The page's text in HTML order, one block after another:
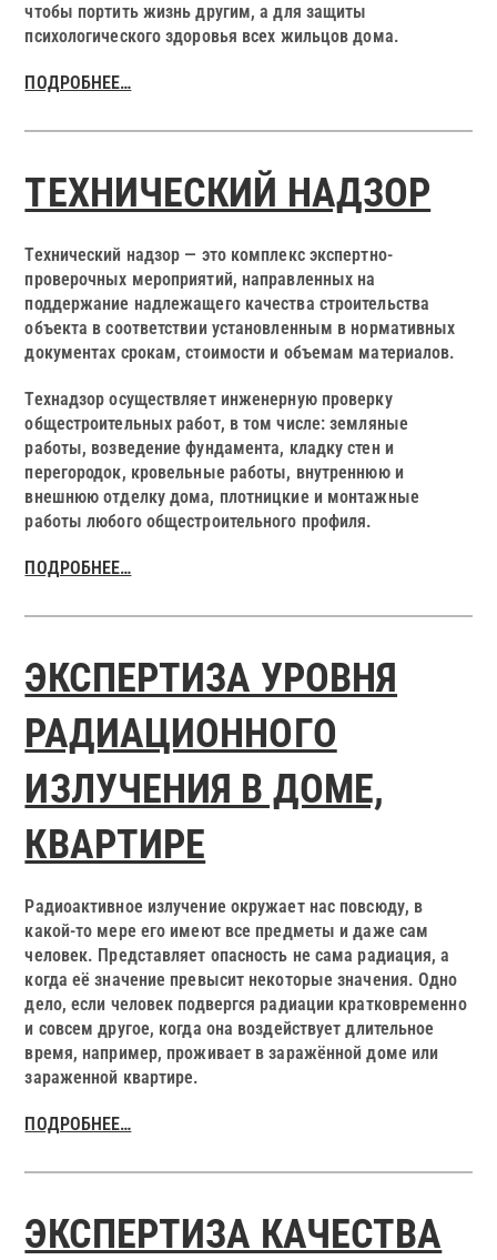
чтобы портить жизнь другим, а для защиты
психологического здоровья всех жильцов дома.
ПОДРОБНЕЕ…
ТЕХНИЧЕСКИЙ НАДЗОР
Технический надзор — это комплекс экспертно-
проверочных мероприятий, направленных на
поддержание надлежащего качества строительства
объекта в соответствии установленным в нормативных
документах срокам, стоимости и объемам материалов.
Технадзор осуществляет инженерную проверку
общестроительных работ, в том числе: земляные
работы, возведение фундамента, кладку стен и
перегородок, кровельные работы, внутреннюю и
внешнюю отделку дома, плотницкие и монтажные
работы любого общестроительного профиля.
ПОДРОБНЕЕ…
ЭКСПЕРТИЗА УРОВНЯ
РАДИАЦИОННОГО
ИЗЛУЧЕНИЯ В ДОМЕ,
КВАРТИРЕ
Радиоактивное излучение окружает нас повсюду, в
какой-то мере его имеют все предметы и даже сам
человек. Представляет опасность не сама радиация, а
когда её значение превысит некоторые значения. Одно
дело, если человек подвергся радиации кратковременно
и совсем другое, когда она воздействует длительное
время, например, проживает в заражённой доме или
зараженной квартире.
ПОДРОБНЕЕ…
ЭКСПЕРТИЗА КАЧЕСТВА